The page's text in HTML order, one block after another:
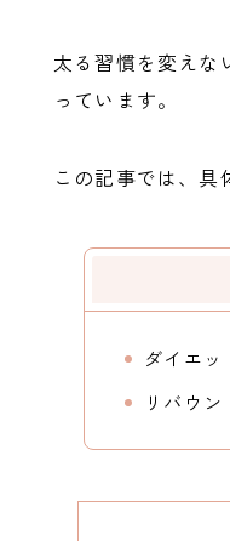
太る習慣を変えな
っています。
この記事では、
ダイエ
リバウ